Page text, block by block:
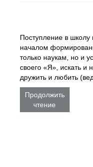
Поступление в школу
началом
только наукам, но и
своего «Я», искать и
дружить и любить
Продолжить
чтение